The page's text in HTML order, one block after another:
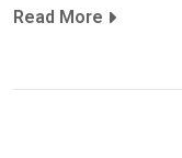
Read More